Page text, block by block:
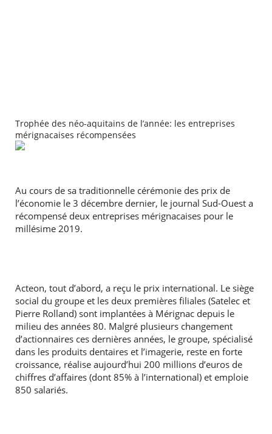
Trophée des néo-aquitains de l’année: les entreprises
mérignacaises récompensées
Au cours de sa traditionnelle cérémonie des prix de
l’économie le 3 décembre dernier, le journal Sud-Ouest a
récompensé deux entreprises mérignacaises pour le
millésime 2019.
Acteon, tout d’abord, a reçu le prix international. Le siège
social du groupe et les deux premières filiales (Satelec et
Pierre Rolland) sont implantées à Mérignac depuis le
milieu des années 80. Malgré plusieurs changement
d’actionnaires ces dernières années, le groupe, spécialisé
dans les produits dentaires et l’imagerie, reste en forte
croissance, réalise aujourd’hui 200 millions d’euros de
chiffres d’affaires (dont 85% à l’international) et emploie
850 salariés.